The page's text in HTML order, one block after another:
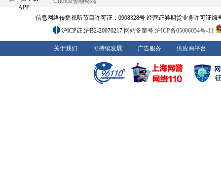
APP
信息网络传播视听节目许可证：0908328号 经营证券期货业务许可证编
沪ICP证:沪B2-20070217 网站备案号:沪ICP备05006054号-11
关于我们 可持续发展 广告服务 供应商平台